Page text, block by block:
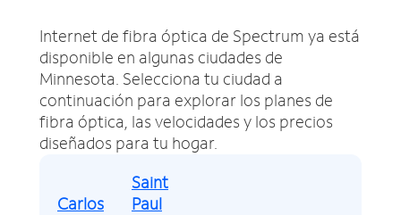
Internet de fibra óptica de Spectrum ya está
disponible en algunas ciudades de
Minnesota. Selecciona tu ciudad a
continuación para explorar los planes de
fibra óptica, las velocidades y los precios
diseñados para tu hogar.
Carlos
Saint
Paul